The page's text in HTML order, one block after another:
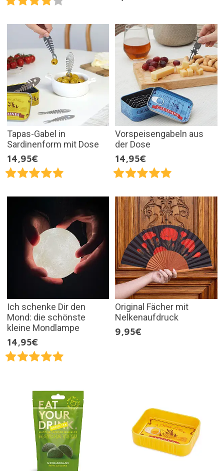
Tapas-Gabel in
Sardinenform mit Dose
14,95€
Vorspeisengabeln aus
der Dose
14,95€
Ich schenke Dir den
Mond: die schönste
kleine Mondlampe
14,95€
Original Fächer mit
Nelkenaufdruck
9,95€